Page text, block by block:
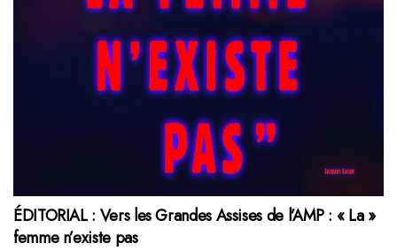
ÉDITORIAL : Vers les Grandes Assises de l’AMP : « La »
femme n’existe pas